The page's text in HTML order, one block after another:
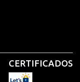
CERTIFICADOS